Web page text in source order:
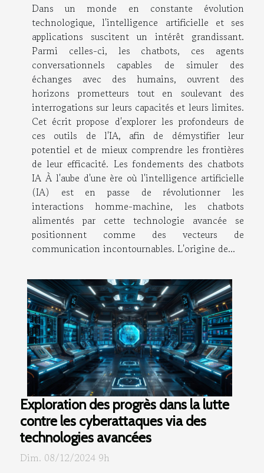
Dans un monde en constante évolution
technologique, l'intelligence artificielle et ses
applications suscitent un intérêt grandissant.
Parmi celles-ci, les chatbots, ces agents
conversationnels capables de simuler des
échanges avec des humains, ouvrent des
horizons prometteurs tout en soulevant des
interrogations sur leurs capacités et leurs limites.
Cet écrit propose d'explorer les profondeurs de
ces outils de l'IA, afin de démystifier leur
potentiel et de mieux comprendre les frontières
de leur efficacité. Les fondements des chatbots
IA À l'aube d'une ère où l'intelligence artificielle
(IA) est en passe de révolutionner les
interactions homme-machine, les chatbots
alimentés par cette technologie avancée se
positionnent comme des vecteurs de
communication incontournables. L'origine de...
Exploration des progrès dans la lutte
contre les cyberattaques via des
technologies avancées
Dim. 08/12/2024 9h